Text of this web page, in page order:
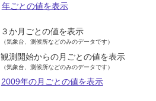
年ごとの値を表示
３か月ごとの値を表示
（気象台、測候所などのみのデータです）
観測開始からの月ごとの値を表示
（気象台、測候所などのみのデータです）
2009年の月ごとの値を表示